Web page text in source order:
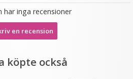
har inga recensioner
en recension
köpte också